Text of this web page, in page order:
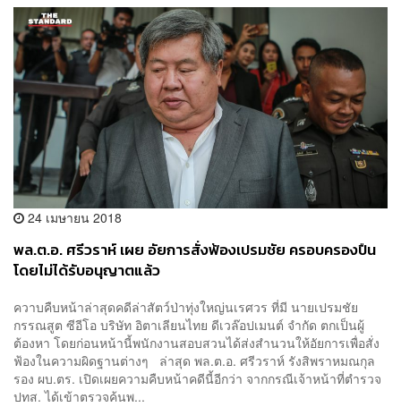
24 เมษายน 2018
พล.ต.อ. ศรีวราห์ เผย อัยการสั่งฟ้องเปรมชัย ครอบครองปืน
โดยไม่ได้รับอนุญาตแล้ว
ควาบคืบหน้าล่าสุดคดีล่าสัตว์ป่าทุ่งใหญ่นเรศวร ที่มี นายเปรมชัย
กรรณสูต ซีอีโอ บริษัท อิตาเลียนไทย ดีเวล๊อปเมนต์ จำกัด ตกเป็นผู้
ต้องหา โดยก่อนหน้านี้พนักงานสอบสวนได้ส่งสำนวนให้อัยการเพื่อสั่ง
ฟ้องในความผิดฐานต่างๆ ล่าสุด พล.ต.อ. ศรีวราห์ รังสิพราหมณกุล
รอง ผบ.ตร. เปิดเผยความคืบหน้าคดีนี้อีกว่า จากกรณีเจ้าหน้าที่ตำรวจ
ปทส. ได้เข้าตรวจค้นพ...